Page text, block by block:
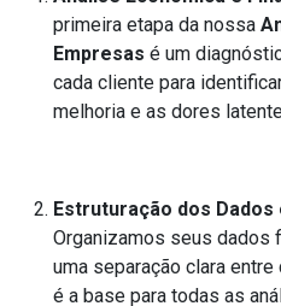
primeira etapa da nossa
Empresas é um
cada cliente para
melhoria e as dores
Estruturação dos
Organizamos seus dados
uma separação clara
é a base para todas as